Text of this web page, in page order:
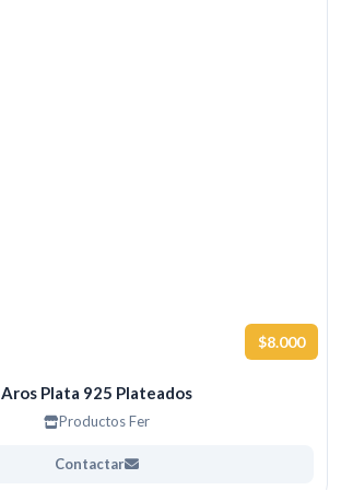
$8.000
Aros Plata 925 Plateados
Productos Fer
Contactar